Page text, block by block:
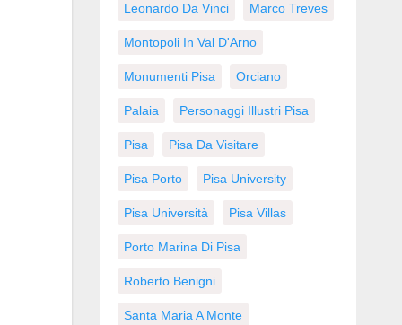
Leonardo Da Vinci Marco Treves
Montopoli In Val D'Arno
Monumenti Pisa Orciano
Palaia Personaggi Illustri Pisa
Pisa Pisa Da Visitare
Pisa Porto Pisa University
Pisa Università Pisa Villas
Porto Marina Di Pisa
Roberto Benigni
Santa Maria A Monte